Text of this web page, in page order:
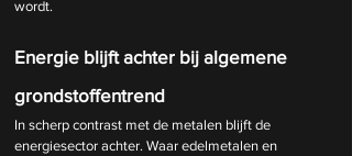
wordt.
Energie blijft achter bij algemene
grondstoffentrend
In scherp contrast met de metalen blijft de
energiesector achter. Waar edelmetalen en